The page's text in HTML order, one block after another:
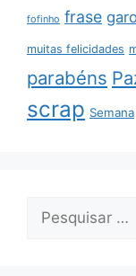
fofinho frase
muitas felicidades
parabéns
scrap Semana
por: